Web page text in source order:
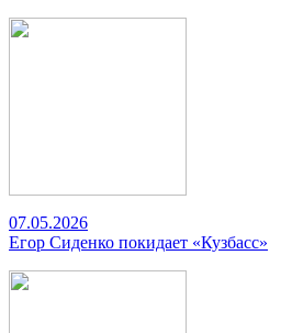
07.05.2026
Егор Сиденко покидает «Кузбасс»